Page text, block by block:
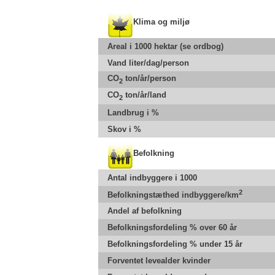
Klima og miljø
Areal i 1000 hektar (se ordbog)
Vand liter/dag/person
CO2 ton/år/person
CO2 ton/år/land
Landbrug i %
Skov i %
Befolkning
Antal indbyggere i 1000
Befolkningstæthed indbyggere/km2
Andel af befolkning
Befolkningsfordeling % over 60 år
Befolkningsfordeling % under 15 år
Forventet levealder kvinder